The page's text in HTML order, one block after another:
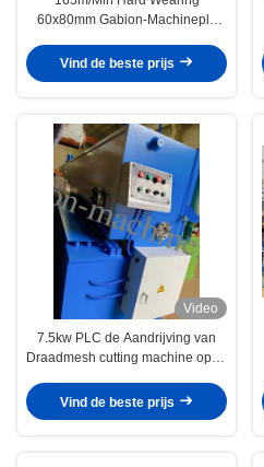
60x80mm Gabion-Machineplc
Vind de beste prijs
Video
7.5kw PLC de Aandrijving van
Draadmesh cutting machine open
Nauwkeurigheid
Vind de beste prijs